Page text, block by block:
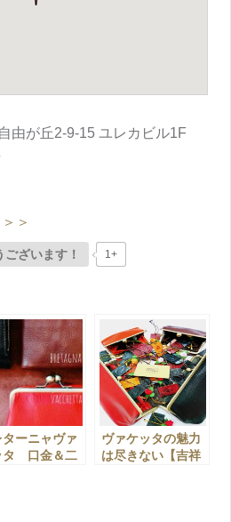
由が丘2-9-15 ユレカビル1F
＞
ざいます！ 1+
ターニャヴァ
タ 口金＆二
ヴァケッタの魅力
は尽きない【吉祥